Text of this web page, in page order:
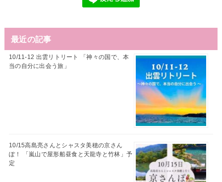
最近の記事
10/11-12 出雲リトリート 「神々の国で、本
当の自分に出会う旅」
10/15高島亮さんとシャスタ美穂の京さん
ぽ！ 「嵐山で屋形船昼食と天龍寺と竹林」予
定